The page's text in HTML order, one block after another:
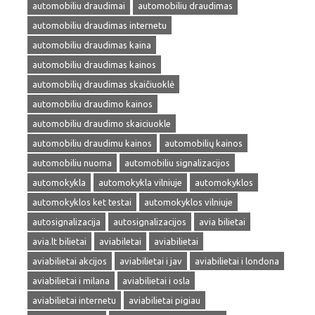
automobiliu draudimai
automobiliu draudimas
automobiliu draudimas internetu
automobiliu draudimas kaina
automobiliu draudimas kainos
automobilių draudimas skaičiuoklė
automobiliu draudimo kainos
automobiliu draudimo skaiciuokle
automobiliu draudimu kainos
automobilių kainos
automobiliu nuoma
automobiliu signalizacijos
automokykla
automokykla vilniuje
automokyklos
automokyklos ket testai
automokyklos vilniuje
autosignalizacija
autosignalizacijos
avia bilietai
avia.lt bilietai
aviabiletai
aviabilietai
aviabilietai akcijos
aviabilietai i jav
aviabilietai i londona
aviabilietai i milana
aviabilietai i osla
aviabilietai internetu
aviabilietai pigiau